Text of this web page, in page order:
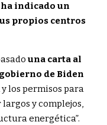
indicado un
propios centros
una carta al
de Biden
los permisos para
y complejos,
energética”.